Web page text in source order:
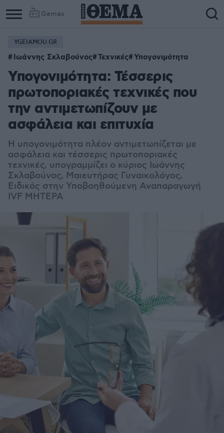
Games
Column
1
Column
2
YGEIAMOU.GR
Ιωάννης Σκλαβούνος Τεχνικές Υπογονιμότητα
Υπογονιμότητα: Τέσσερις
πρωτοποριακές τεχνικές που
την αντιμετωπίζουν με
ασφάλεια και επιτυχία
Η υπογονιμότητα πλέον αντιμετωπίζεται με
ασφάλεια και τέσσερις πρωτοποριακές
τεχνικές, υπογραμμίζει ο κύριος Ιωάννης
Σκλαβούνος, Μαιευτήρας Γυναικολόγος,
Ειδικός στην Υποβοηθούμενη Αναπαραγωγή
IVF ΜΗΤΕΡΑ